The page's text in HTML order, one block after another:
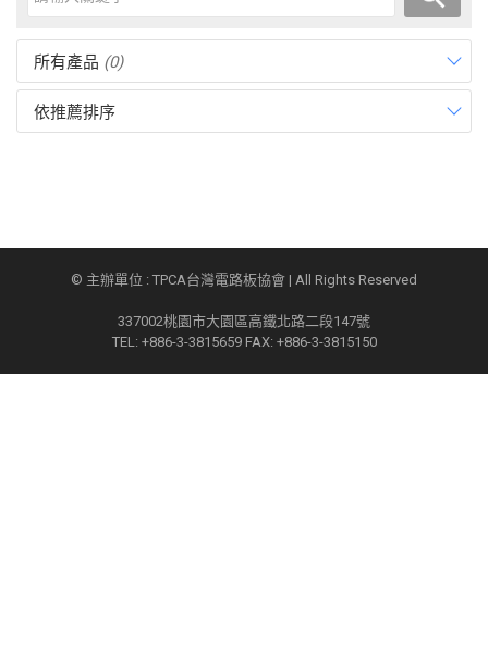
所有產品 (0)
依推薦排序
© 主辦單位 : TPCA台灣電路板協會 | All Rights Reserved
337002桃園市大園區高鐵北路二段147號
TEL: +886-3-3815659 FAX: +886-3-3815150